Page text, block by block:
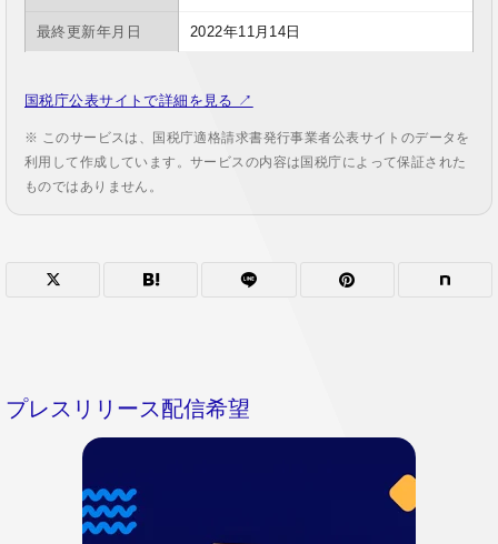
最終更新年月日 2022年11月14日
国税庁公表サイトで詳細を見る ↗
※ このサービスは、国税庁適格請求書発行事業者公表サイトのデータを
利用して作成しています。サービスの内容は国税庁によって保証された
ものではありません。
プレスリリース配信希望